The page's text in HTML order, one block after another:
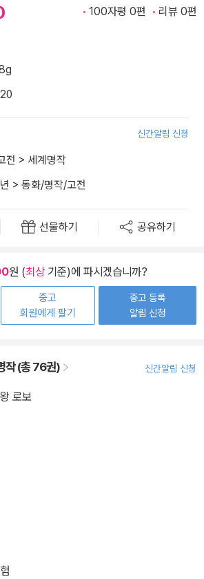
100자평 0편 리뷰 0편
신간알림 신청
전 > 세계명작
> 동화/명작/고전
선물하기 공유하기
원 (최상기준)에 파시겠습니까?
중고
회원에게 팔기
중고 등록
알림 신청
작 (총 76권) 신간알림 신청
로보